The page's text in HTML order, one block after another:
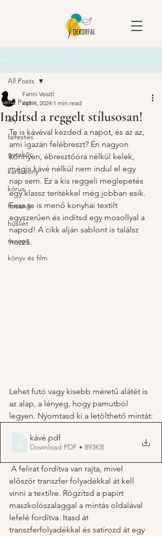
All Posts
diy
falfestés
gyerkőc
karácsony
kórus
farsang
húsvét
recept
könyv és film
All Posts
Indítsd a reggelt stílusosan!
Fanni Vesztl
Apr 4, 2024 1 min read
Te is kávéval kezded a napot, és az az,
ami igazán felébreszt? Én nagyon
könnyen, ébresztőóra nélkül kelek,
mégis kávé nélkül nem indul el egy
nap sem. Ez a kis reggeli meglepetés
egy klassz terítékkel még jobban esik.
Fess te is menő konyhai textilt
egyszerűen és indítsd egy mosollyal a
napod! A cikk alján sablont is találsz
hozzá.
Lehet futó vagy kisebb méretű alátét is
az alap, a lényeg, hogy pamutból
legyen. Nyomtasd ki a letölthető mintát:
kávé.pdf
Download PDF • 893KB
először transzfer folyadékkal át kell
vinni a textilre. Rögzítsd a papírt
maszkolószalaggal a mintás oldalával
lefelé fordítva. Itasd át
transzferfolyadékkal és satírozd át egy